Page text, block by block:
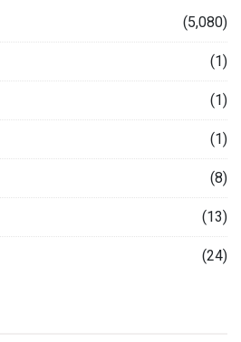
(5,080)
(1)
(1)
(1)
(8)
(13)
(24)